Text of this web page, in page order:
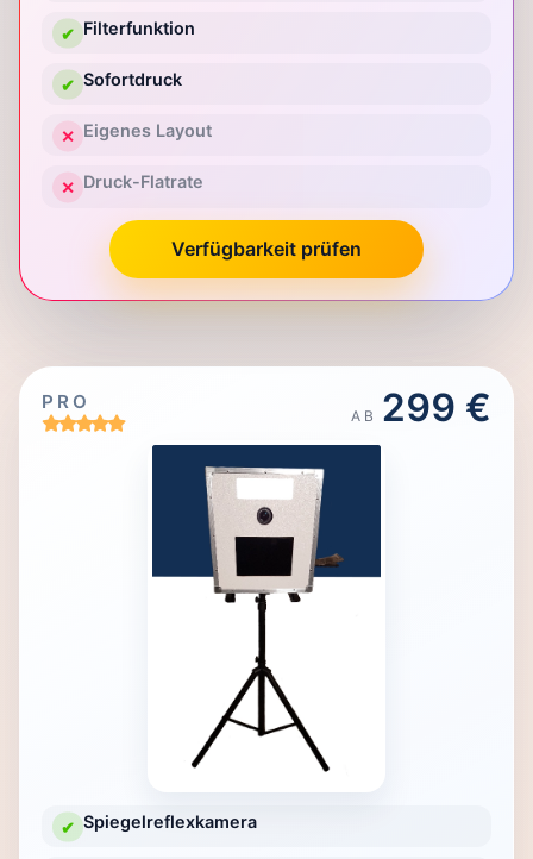
✔ Filterfunktion
✔ Sofortdruck
✕ Eigenes Layout
✕ Druck-Flatrate
Verfügbarkeit prüfen
PRO
AB 299 €
✔ Spiegelreflexkamera